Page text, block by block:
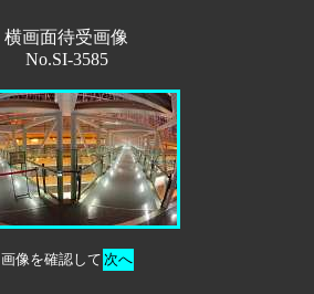
横画面待受画像
No.SI-3585
画像を確認して 次へ